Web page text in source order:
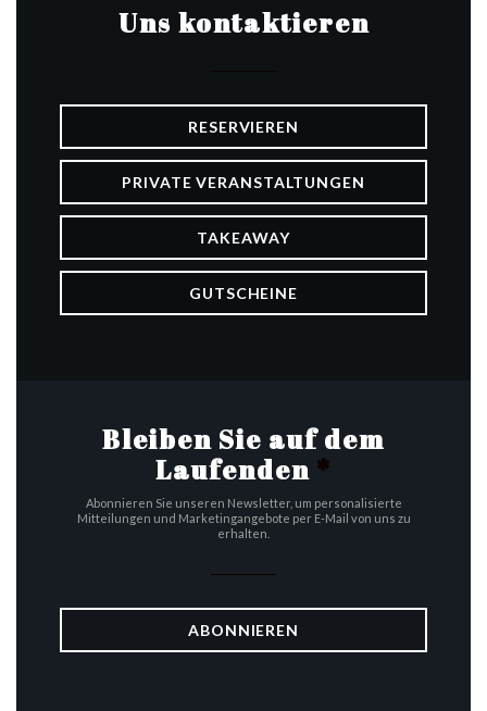
Uns kontaktieren
RESERVIEREN
PRIVATE VERANSTALTUNGEN
TAKEAWAY
GUTSCHEINE
Bleiben Sie auf dem
Laufenden *
Abonnieren Sie unseren Newsletter, um personalisierte
Mitteilungen und Marketingangebote per E-Mail von uns zu
erhalten.
ABONNIEREN